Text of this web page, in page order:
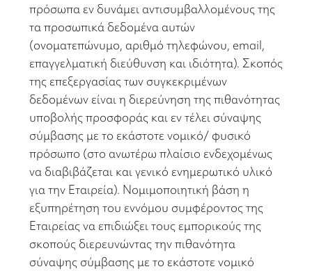
πρόσωπα εν δυνάμει αντισυμβαλλομένους της
τα προσωπικά δεδομένα αυτών
(ονοματεπώνυμο, αριθμό τηλεφώνου, email,
επαγγελματική διεύθυνση και ιδιότητα). Σκοπός
της επεξεργασίας των συγκεκριμένων
δεδομένων είναι η διερεύνηση της πιθανότητας
υποβολής προσφοράς και εν τέλει σύναψης
σύμβασης με το εκάστοτε νομικό/ φυσικό
πρόσωπο (στο ανωτέρω πλαίσιο ενδεχομένως
να διαβιβάζεται και γενικό ενημερωτικό υλικό
για την Εταιρεία). Νομιμοποιητική βάση η
εξυπηρέτηση του εννόμου συμφέροντος της
Εταιρείας να επιδιώξει τους εμπορικούς της
σκοπούς διερευνώντας την πιθανότητα
σύναψης σύμβασης με το εκάστοτε νομικό